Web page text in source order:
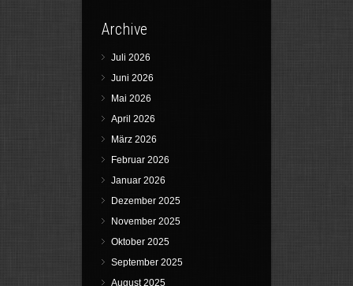
Archive
Juli 2026
Juni 2026
Mai 2026
April 2026
März 2026
Februar 2026
Januar 2026
Dezember 2025
November 2025
Oktober 2025
September 2025
August 2025